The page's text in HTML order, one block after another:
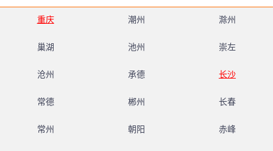
重庆 潮州 滁州
巢湖 池州 崇左
沧州 承德 长沙
常德 郴州 长春
常州 朝阳 赤峰